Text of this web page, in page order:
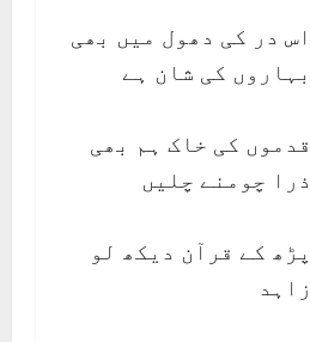
اس در کی دھول میں بھی
بہاروں کی شان ہے
قدموں کی خاک ہم بھی
ذرا چومنے چلیں
پڑھ کے قرآن دیکھ لو
زاہد